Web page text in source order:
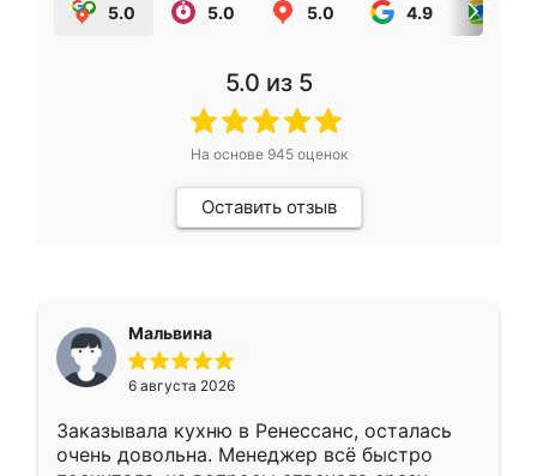
5.0 5.0 5.0 4.9
5.0 из 5
На основе 945оценок
Оставить отзыв
Мальвина
6 августа 2026
Заказывала кухню в Ренессанс, осталась
очень довольна. Менеджер всё быстро